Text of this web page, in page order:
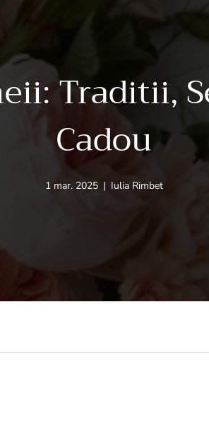
Traditii,
Cadou
Articol
1 mar. 2025 | Autorul
Iulia Rimbet